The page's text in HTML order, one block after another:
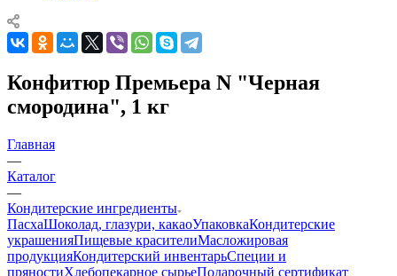
Конфитюр Премьера N "Черная
смородина", 1 кг
Главная
—
Каталог
—
Кондитерские ингредиенты
ПасхаШоколад, глазури, какаоУпаковкаКондитерские
украшенияПищевые красителиМасложировая
продукцияКондитерский инвентарьСпеции и
пряностиХлебопекарное сырьеПодарочный сертификат